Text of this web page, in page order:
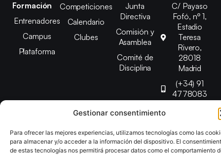
Gestionar consentimiento
Para ofrecer las mejores experiencias, utilizamos tecnologías como las
para almacenar y/o acceder a la información del dispositivo. El
de estas tecnologías nos permitirá procesar datos como el comportamiento
Formación
Entrenadores
Campus
Plataforma
Competiciones
Calendario
Clubes
Junta
Directiva
Comisión y
Asamblea
Comité de
Disciplina
C/ Payaso
Fofó, nº 1,
Estadio
Teresa
Rivero,
28018
Madrid
(+34) 91
4778083
Copyright © 2025 Federación Madrileña de Tenis de Mesa |
Desarrollado porTOOOLS